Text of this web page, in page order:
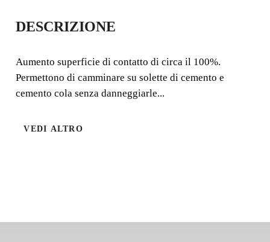
PIANELLE CON
PUNTE
Aumento superficie di contatto di circa il 100%.
Permettono di camminare su solette di cemento e
cemento cola senza danneggiarle eccessivamente.
DESCRIZIONE
Aumento superficie di contatto di circa il 100%.
Permettono di camminare su solette di cemento e
cemento cola senza danneggiarle...
VEDI ALTRO